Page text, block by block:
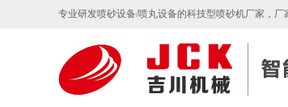
专业研发喷砂设备/喷丸设备的科技型喷砂机厂家，厂